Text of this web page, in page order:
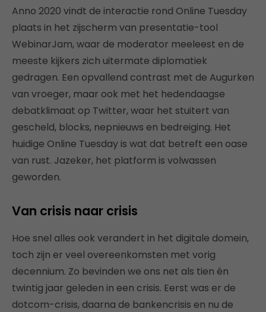
Anno 2020 vindt de interactie rond Online Tuesday
plaats in het zijscherm van presentatie-tool
WebinarJam, waar de moderator meeleest en de
meeste kijkers zich uitermate diplomatiek
gedragen. Een opvallend contrast met de Augurken
van vroeger, maar ook met het hedendaagse
debatklimaat op Twitter, waar het stuitert van
gescheld, blocks, nepnieuws en bedreiging. Het
huidige Online Tuesday is wat dat betreft een oase
van rust. Jazeker, het platform is volwassen
geworden.
Van crisis naar crisis
Hoe snel alles ook verandert in het digitale domein,
toch zijn er veel overeenkomsten met vorig
decennium. Zo bevinden we ons net als tien én
twintig jaar geleden in een crisis. Eerst was er de
dotcom-crisis, daarna de bankencrisis en nu de